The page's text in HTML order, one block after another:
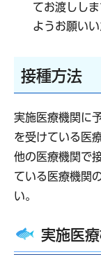
てお渡しし
ようお願いい
接種方法
実施医療機関に
を受けている医
他の医療機関で
ている医療機関
い。
実施医